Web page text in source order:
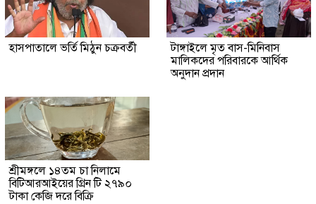
হাসপাতালে ভর্তি মিঠুন চক্রবর্তী
টাঙ্গাইলে মৃত বাস-মিনিবাস
মালিকদের পরিবারকে আর্থিক
অনুদান প্রদান
শ্রীমঙ্গলে ১৪তম চা নিলামে
বিটিআরআইয়ের গ্রিন টি ২৭৯০
টাকা কেজি দরে বিক্রি